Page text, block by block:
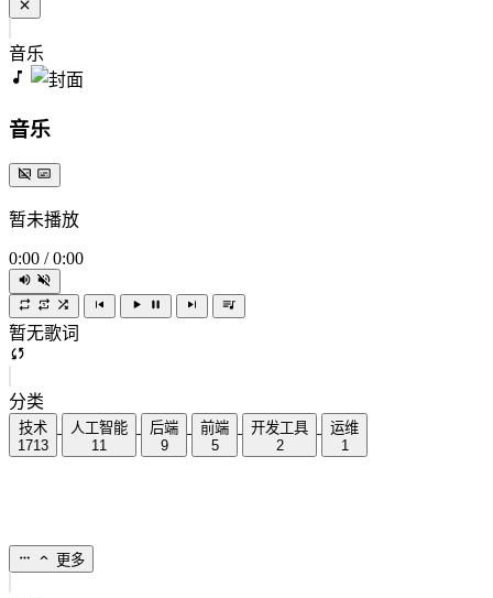
音乐
音乐
暂未播放
0:00 / 0:00
暂无歌词
分类
技术
1713
人工智能
11
后端
9
前端
5
开发工具
2
运维
1
更多